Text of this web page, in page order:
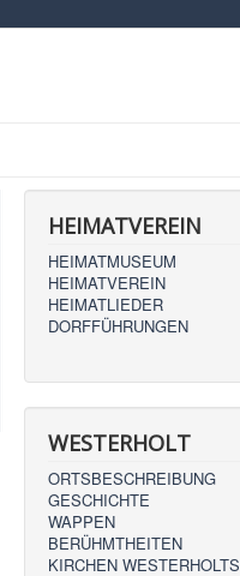
HEIMATVEREIN
HEIMATMUSEUM
HEIMATVEREIN
HEIMATLIEDER
DORFFÜHRUNGEN
WESTERHOLT
ORTSBESCHREIBUNG
GESCHICHTE
WAPPEN
BERÜHMTHEITEN
KIRCHEN WESTERHOLTS